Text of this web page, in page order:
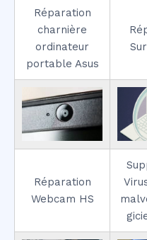
Réparation
charnière
ordinateur
portable Asus
Réparation
Webcam HS